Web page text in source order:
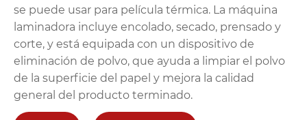
se puede usar para película térmica. La máquina
laminadora incluye encolado, secado, prensado y
corte, y está equipada con un dispositivo de
eliminación de polvo, que ayuda a limpiar el polvo
de la superficie del papel y mejora la calidad
general del producto terminado.